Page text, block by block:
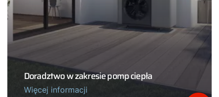
Doradztwo w zakresie pomp ciepła
Więcej informacji